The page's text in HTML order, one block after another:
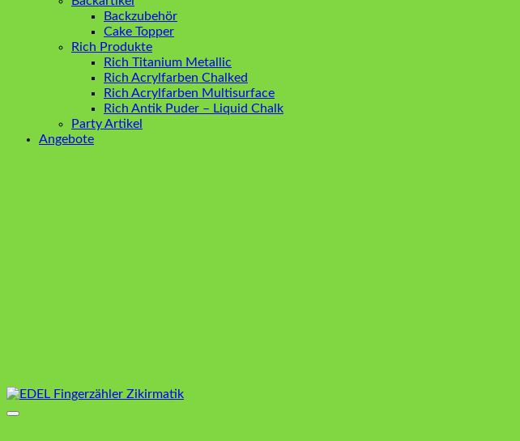
Backzubehör
Cake Topper
Rich Produkte
Rich Titanium Metallic
Rich Acrylfarben Chalked
Rich Acrylfarben Multisurface
Rich Antik Puder – Liquid Chalk
Party Artikel
Angebote